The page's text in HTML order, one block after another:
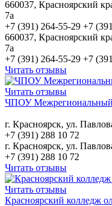
660037, Красноярский
7а
+7 (391) 264-55-29 +7
660037, Красноярский
7а
+7 (391) 264-55-29 +7
Читать отзывы
Читать отзывы
ЧПОУ
г. Красноярск, ул.
+7 (391) 288 10 72
г. Красноярск, ул.
+7 (391) 288 10 72
Читать отзывы
Читать отзывы
Красноярский колледж